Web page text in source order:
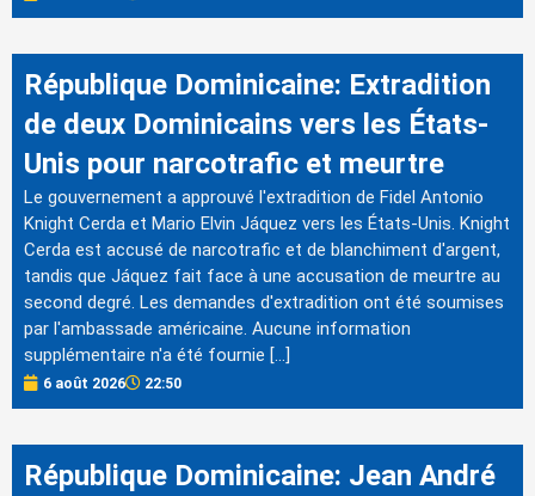
République Dominicaine: Extradition
de deux Dominicains vers les États-
Unis pour narcotrafic et meurtre
Le gouvernement a approuvé l'extradition de Fidel Antonio
Knight Cerda et Mario Elvin Jáquez vers les États-Unis. Knight
Cerda est accusé de narcotrafic et de blanchiment d'argent,
tandis que Jáquez fait face à une accusation de meurtre au
second degré. Les demandes d'extradition ont été soumises
par l'ambassade américaine. Aucune information
supplémentaire n'a été fournie […]
6 août 2026 22:50
République Dominicaine: Jean André